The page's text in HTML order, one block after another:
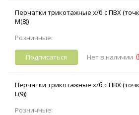
Перчатки трикотажные х/б с ПВХ
M(8))
Розничные:
Подписаться Нет в наличии
Перчатки трикотажные х/б с ПВХ
L(9))
Розничные: